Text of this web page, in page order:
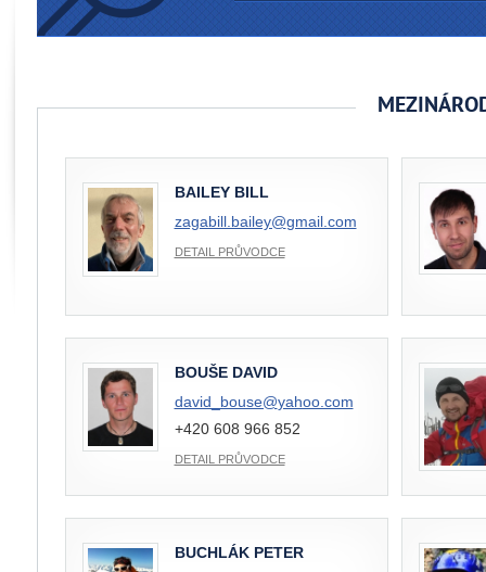
BAILEY BILL
zagabill.bailey@gmail.com
DETAIL PRŮVODCE
BOUŠE DAVID
david_bouse@yahoo.com
+420 608 966 852
DETAIL PRŮVODCE
BUCHLÁK PETER